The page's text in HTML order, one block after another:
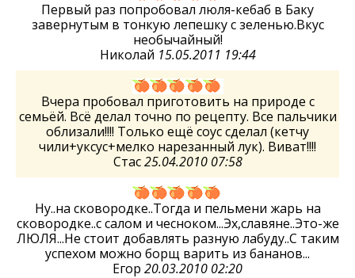
Первый раз попробовал люля-кебаб в Баку
завернутым в тонкую лепешку с зеленью.Вкус
необычайный!
Николай 15.05.2011 19:44
Вчера пробовал приготовить на природе с
семьёй. Всё делал точно по рецепту. Все пальчики
облизали!!!! Только ещё соус сделал (кетчу
чили+уксус+мелко нарезанный лук). Виват!!!!
Стас25.04.2010 07:58
Ну..на сковородке..Тогда и пельмени жарь на
сковородке..с салом и чесноком...Эх,славяне..Это-же
ЛЮЛЯ...Не стоит добавлять разную лабуду..С таким
успехом можно борщ варить из бананов...
Егор 20.03.2010 02:20